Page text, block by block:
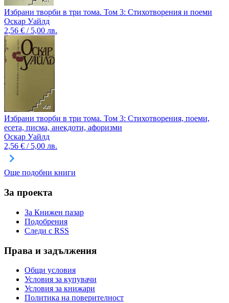
Избрани творби в три тома. Том 3: Стихотворения и поеми
Оскар Уайлд
2,56 € / 5,00 лв.
Избрани творби в три тома. Том 3: Стихотворения, поеми,
есета, писма, анекдоти, афоризми
Оскар Уайлд
2,56 € / 5,00 лв.
Още подобни книги
За проекта
За Книжен пазар
Подобрения
Следи с RSS
Права и задължения
Общи условия
Условия за купувачи
Условия за книжари
Политика на поверителност